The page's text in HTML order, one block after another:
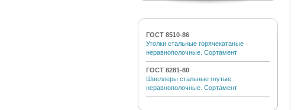
ГОСТ 8510-86
Уголки стальные горячекатаные
неравнополочные. Сортамент
ГОСТ 8281-80
Швеллеры стальные гнутые
неравнополочные. Сортамент